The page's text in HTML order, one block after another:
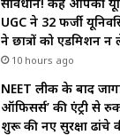
UGC ने 32 फर्जी
ने छात्रों को एडमिशन
10 hours ago
NEET लीक के बाद
ऑफिसर्स’ की एंट्री से
शुरू की नए सुरक्षा ढांचे